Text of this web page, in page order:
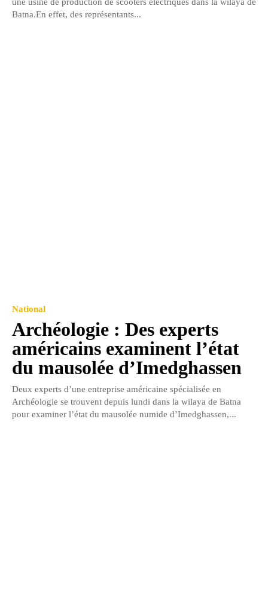
Batna.En effet, des représentants...
National
Archéologie : Des experts
américains examinent l’état
du mausolée d’Imedghassen
Deux experts d’une entreprise américaine spécialisée en
Archéologie se trouvent depuis lundi dans la wilaya de Batna
pour examiner l’état du mausolée numide d’Imedghassen,...